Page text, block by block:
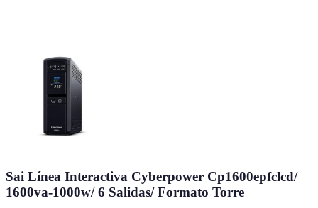
Sai Línea Interactiva Cyberpower Cp1600epfclcd/
1600va-1000w/ 6 Salidas/ Formato Torre